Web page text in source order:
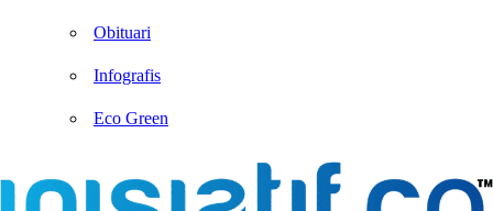
Obituari
Infografis
Eco Green